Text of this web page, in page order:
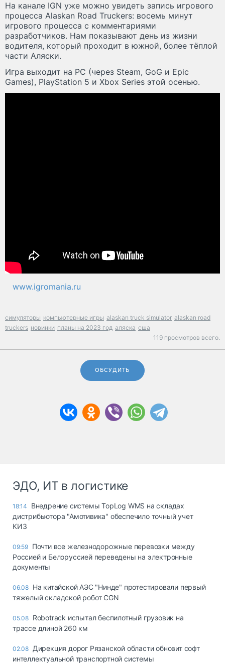
На канале IGN уже можно увидеть запись игрового
процесса Alaskan Road Truckers: восемь минут
игрового процесса с комментариями
разработчиков. Нам показывают день из жизни
водителя, который проходит в южной, более тёплой
части Аляски.
Игра выходит на PC (через Steam, GoG и Epic
Games), PlayStation 5 и Xbox Series этой осенью.
www.igromania.ru
симуляторы компьютерные игры alaskan truck simulator alaskan road
truckers новинки планы на 2023 год аляска сша
119 просмотров всего.
ОБСУДИТЬ
ЭДО, ИТ в логистике
18:14
Внедрение системы TopLog WMS на складах
дистрибьютора "Амотивика" обеспечило точный учет
КИЗ
09:59 Почти все железнодорожные перевозки между
Россией и Белоруссией переведены на электронные
документы
06.08 На китайской АЭС "Нинде" протестировали первый
тяжелый складской робот CGN
05.08 Robotrack испытал беспилотный грузовик на
трассе длиной 260 км
02.08 Дирекция дорог Рязанской области обновит софт
интеллектуальной транспортной системы